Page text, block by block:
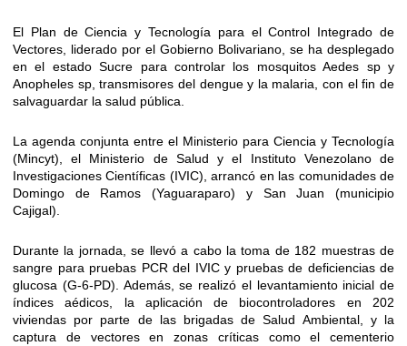
El Plan de Ciencia y Tecnología para el Control Integrado de
Vectores, liderado por el Gobierno Bolivariano, se ha desplegado
en el estado Sucre para controlar los mosquitos Aedes sp y
Anopheles sp, transmisores del dengue y la malaria, con el fin de
salvaguardar la salud pública.
La agenda conjunta entre el Ministerio para Ciencia y Tecnología
(Mincyt), el Ministerio de Salud y el Instituto Venezolano de
Investigaciones Científicas (IVIC), arrancó en las comunidades de
Domingo de Ramos (Yaguaraparo) y San Juan (municipio
Cajigal).
Durante la jornada, se llevó a cabo la toma de 182 muestras de
sangre para pruebas PCR del IVIC y pruebas de deficiencias de
glucosa (G-6-PD). Además, se realizó el levantamiento inicial de
índices aédicos, la aplicación de biocontroladores en 202
viviendas por parte de las brigadas de Salud Ambiental, y la
captura de vectores en zonas críticas como el cementerio